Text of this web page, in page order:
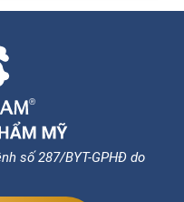
số 287/BYT-GPHĐ do